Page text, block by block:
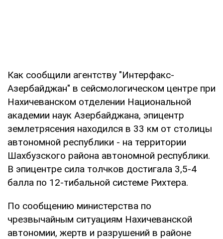
Как сообщили агентству "Интерфакс-
Азербайджан" в сейсмологическом центре при
Нахичеванском отделении Национальной
академии наук Азербайджана, эпицентр
землетрясения находился в 33 км от столицы
автономной республики - на территории
Шахбузского района автономной республики.
В эпицентре сила толчков достигала 3,5-4
балла по 12-тибальной системе Рихтера.
По сообщению министерства по
чрезвычайным ситуациям Нахичеванской
автономии, жертв и разрушений в районе